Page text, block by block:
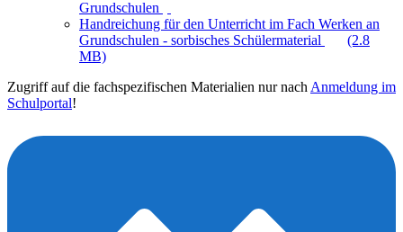
Grundschulen
Handreichung für den Unterricht im Fach Werken an
Grundschulen - sorbisches Schülermaterial
(2.8
MB)
Zugriff auf die fachspezifischen Materialien nur nach Anmeldung im
Schulportal!